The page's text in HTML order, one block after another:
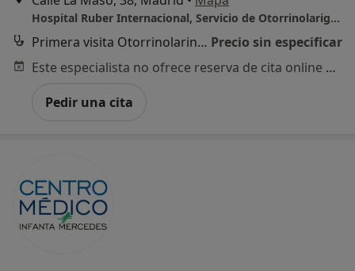
Hospital Ruber Internacional, Servicio de Otorrinolarigologia y Cirugia Cervicofacial
Primera visita Otorrinolaringología Precio sin especificar
Este especialista no ofrece reserva de cita online en esta dirección.
Pedir una cita